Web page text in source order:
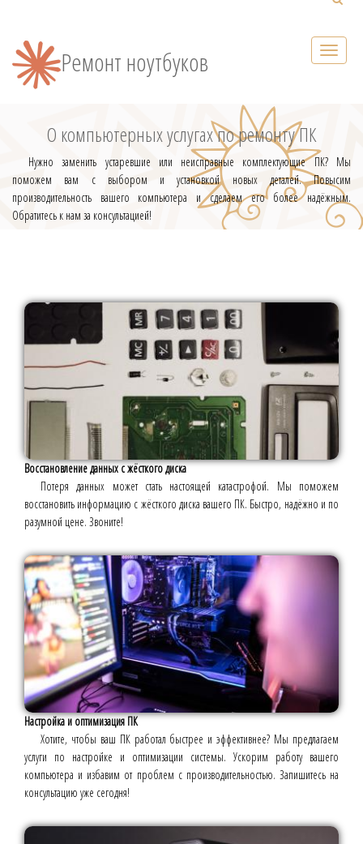
Ремонт ноутбуков
О компьютерных услугах по ремонту ПК
Нужно заменить устаревшие или неисправные комплектующие ПК? Мы
поможем вам с выбором и установкой новых деталей. Повысим
производительность вашего компьютера и сделаем его более надёжным.
Обратитесь к нам за консультацией!
Восстановление данных с жёсткого диска
Потеря данных может стать настоящей катастрофой. Мы поможем
восстановить информацию с жёсткого диска вашего ПК. Быстро, надёжно и по
разумной цене. Звоните!
Настройка и оптимизация ПК
Хотите, чтобы ваш ПК работал быстрее и эффективнее? Мы предлагаем
услуги по настройке и оптимизации системы. Ускорим работу вашего
компьютера и избавим от проблем с производительностью. Запишитесь на
консультацию уже сегодня!